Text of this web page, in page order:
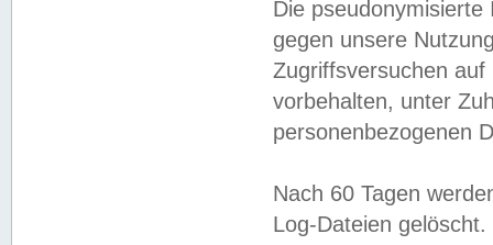
Die
gegen unsere
Zugriffsversuchen
vorbehalten, unter
personenbezogenen
Nach 60 Tagen
Log-Dateien